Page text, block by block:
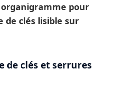
pour
de clés lisible sur
de clés et serrures